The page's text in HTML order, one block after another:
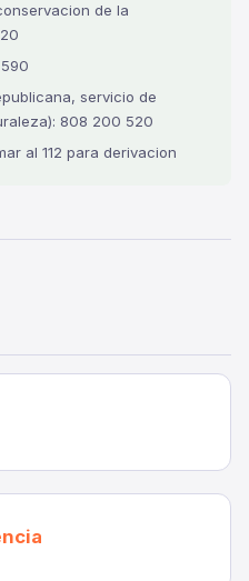
de la
servicio de
808 200 520
al 112 para derivacion